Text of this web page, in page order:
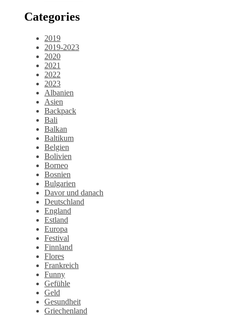
Categories
2019
2019-2023
2020
2021
2022
2023
Albanien
Asien
Backpack
Bali
Balkan
Baltikum
Belgien
Bolivien
Borneo
Bosnien
Bulgarien
Davor und danach
Deutschland
England
Estland
Europa
Festival
Finnland
Flores
Frankreich
Funny
Gefühle
Geld
Gesundheit
Griechenland